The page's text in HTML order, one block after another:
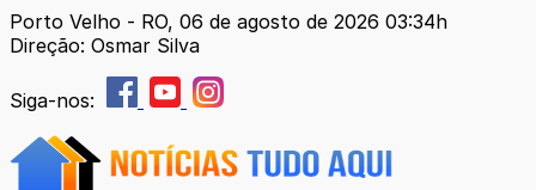
Porto Velho - RO, 06 de agosto de 2026 03:34h
Direção: Osmar Silva
Siga-nos: